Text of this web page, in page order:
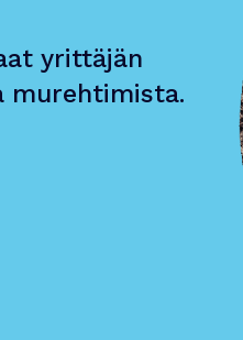
yrittäjän
murehtimista.